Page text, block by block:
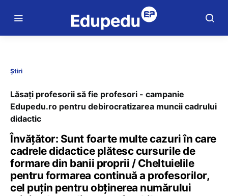
Știri
Lăsați profesorii să fie profesori - campanie
Edupedu.ro pentru debirocratizarea muncii cadrului
didactic
Învățător: Sunt foarte multe cazuri în care
cadrele didactice plătesc cursurile de
formare din banii proprii / Cheltuielile
pentru formarea continuă a profesorilor,
cel puțin pentru obținerea numărului